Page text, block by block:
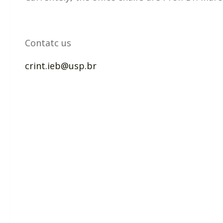
Contatc us
crint.ieb@usp.br